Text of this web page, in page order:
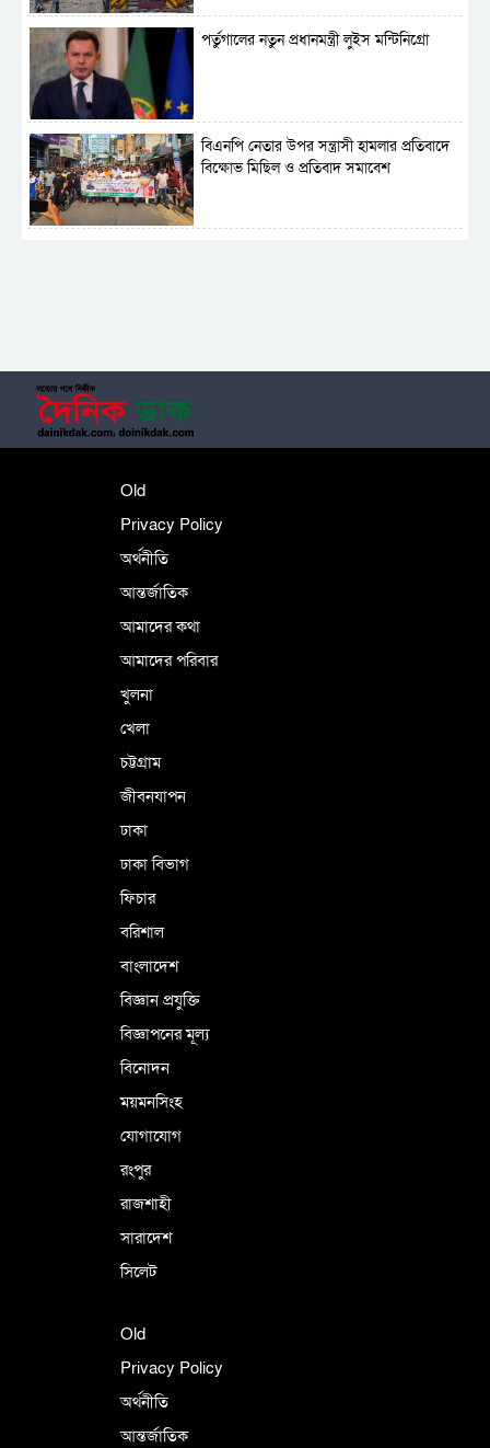
পর্তুগালের নতুন প্রধানমন্ত্রী লুইস মন্টিনিগ্রো
বিএনপি নেতার উপর সন্ত্রাসী হামলার প্রতিবাদে
বিক্ষোভ মিছিল ও প্রতিবাদ সমাবেশ
Old
Privacy Policy
অর্থনীতি
আন্তর্জাতিক
আমাদের কথা
আমাদের পরিবার
খুলনা
খেলা
চট্টগ্রাম
জীবনযাপন
ঢাকা
ঢাকা বিভাগ
ফিচার
বরিশাল
বাংলাদেশ
বিজ্ঞান প্রযুক্তি
বিজ্ঞাপনের মূল্য
বিনোদন
ময়মনসিংহ
যোগাযোগ
রংপুর
রাজশাহী
সারাদেশ
সিলেট
Old
Privacy Policy
অর্থনীতি
আন্তর্জাতিক